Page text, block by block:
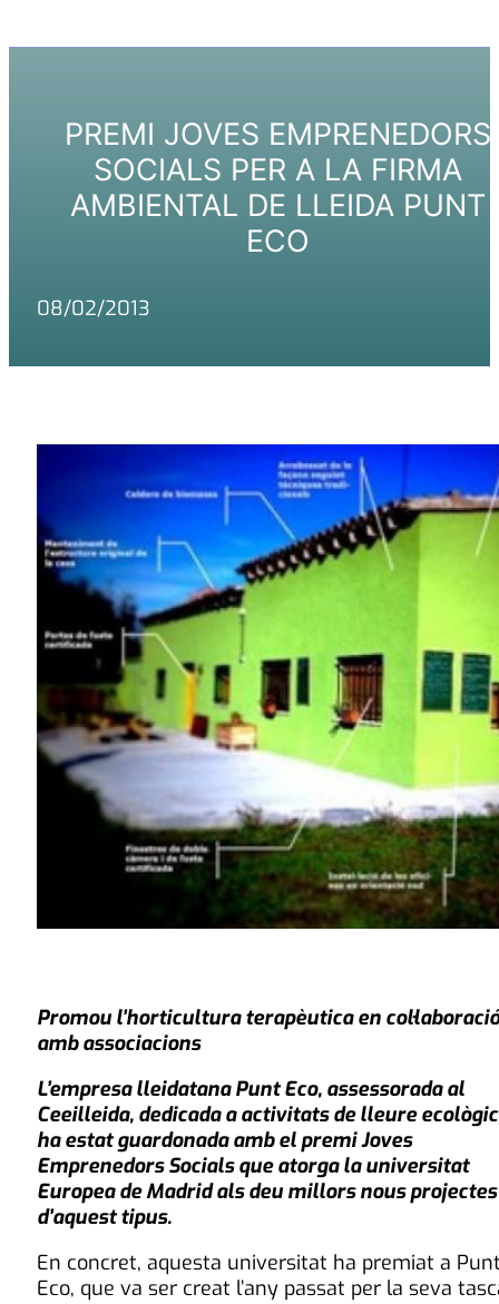
PREMI JOVES EMPRENEDORS
SOCIALS PER A LA FIRMA
AMBIENTAL DE LLEIDA PUNT
ECO
08/02/2013
Promou l’horticultura terapèutica en col·laboració
amb associacions
L’empresa lleidatana Punt Eco, assessorada al
Ceeilleida, dedicada a activitats de lleure
ha estat guardonada amb el premi Joves
Emprenedors Socials que atorga la universitat
Europea de Madrid als deu millors nous projectes
d’aquest tipus.
En concret, aquesta universitat ha premiat a
Eco, que va ser creat l’any passat per la seva